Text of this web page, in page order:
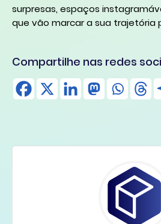
surpresas, espaços
que vão marcar a sua trajetória
Compartilhe nas redes